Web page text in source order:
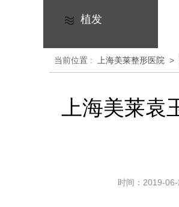
植发
当前位置 : 上海美莱整形医院 >
上海美莱
时间：2019-